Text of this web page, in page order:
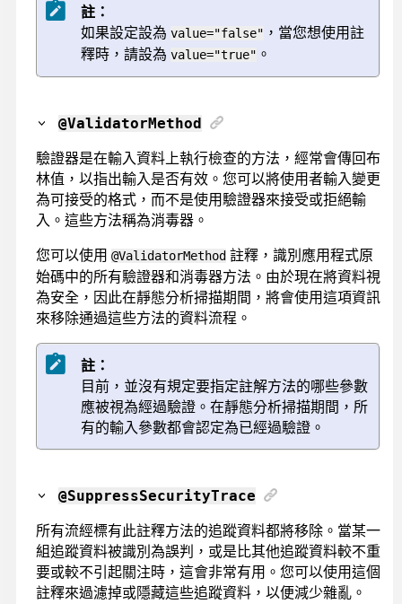
註：
如果設定設為 value="false" ，當您想使用註
釋時，請設為 value="true" 。
@ValidatorMethod
驗證器是在輸入資料上執行檢查的方法，經常會傳回布
林值，以指出輸入是否有效。您可以將使用者輸入變更
為可接受的格式，而不是使用驗證器來接受或拒絕輸
入。這些方法稱為消毒器。
您可以使用 @ValidatorMethod 註釋，識別應用程式原
始碼中的所有驗證器和消毒器方法。由於現在將資料視
為安全，因此在靜態分析掃描期間，將會使用這項資訊
來移除通過這些方法的資料流程。
註：
目前，並沒有規定要指定註解方法的哪些參數
應被視為經過驗證。在靜態分析掃描期間，所
有的輸入參數都會認定為已經過驗證。
@SuppressSecurityTrace
所有流經標有此註釋方法的追蹤資料都將移除。當某一
組追蹤資料被識別為誤判，或是比其他追蹤資料較不重
要或較不引起關注時，這會非常有用。您可以使用這個
註釋來過濾掉或隱藏這些追蹤資料，以便減少雜亂。